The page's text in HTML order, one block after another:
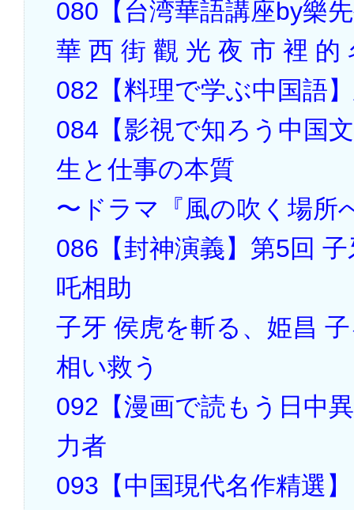
080【台湾華語講座by樂
華 西 街 觀 光 夜 市 裡
082【料理で学ぶ中国語
084【影視で知ろう中国
生と仕事の本質
〜ドラマ『風の吹く場所
086【封神演義】第5回
吒相助
子牙 侯虎を斬る、姫昌
相い救う
092【漫画で読もう日中
力者
093【中国現代名作精選